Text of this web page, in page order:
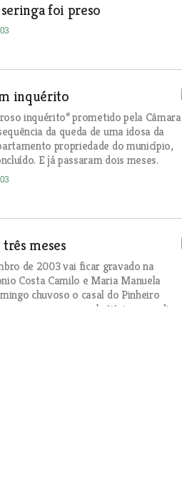
foi preso
inquérito
inquérito” prometido pela Câmara
da queda de uma idosa da
propriedade do município,
E já passaram dois meses.
três meses
de 2003 vai ficar gravado na
Costa Camilo e Maria Manuela
chuvoso o casal do Pinheiro
casa nova que substitui a moradia